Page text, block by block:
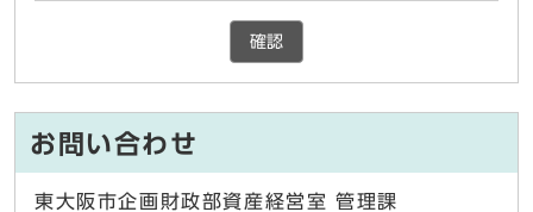
確認
お問い合わせ
東大阪市企画財政部資産経営室 管理課